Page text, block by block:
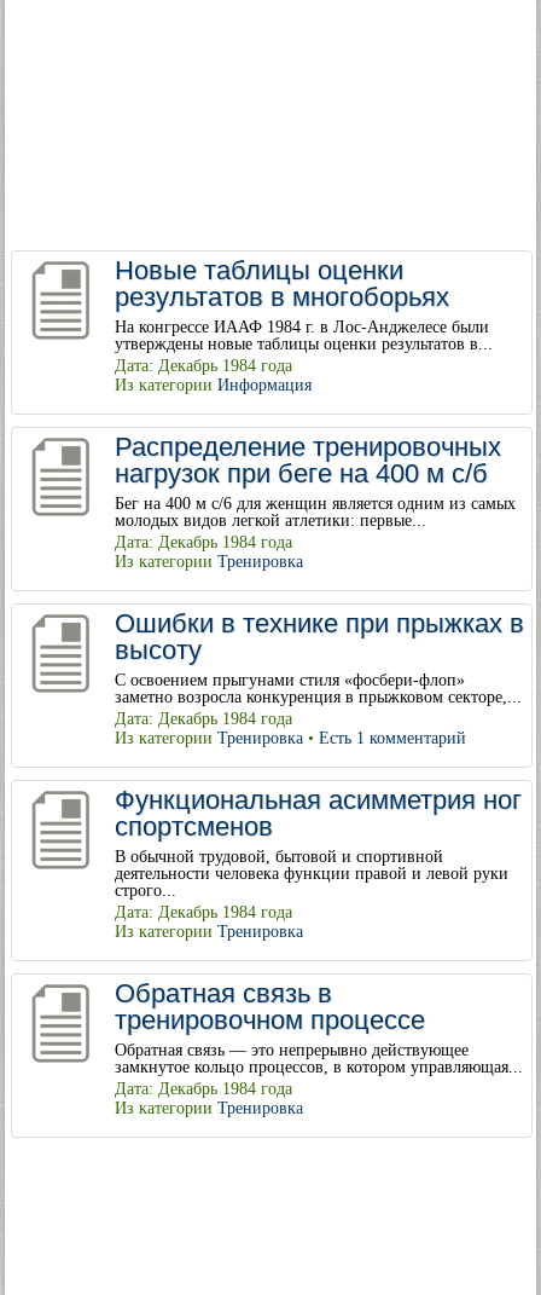
Новые таблицы оценки
результатов в многоборьях
На конгрессе ИААФ 1984 г. в Лос-Анджелесе были
утверждены новые таблицы оценки результатов в...
Дата: Декабрь 1984 года
Из категории Информация
Распределение тренировочных
нагрузок при беге на 400 м с/б
Бег на 400 м с/6 для женщин является одним из самых
молодых видов легкой атлетики: первые...
Дата: Декабрь 1984 года
Из категории Тренировка
Ошибки в технике при прыжках в
высоту
С освоением прыгунами стиля «фосбери-флоп»
заметно возросла конкуренция в прыжковом секторе,...
Дата: Декабрь 1984 года
Из категории Тренировка • Есть 1 комментарий
Функциональная асимметрия ног
спортсменов
В обычной трудовой, бытовой и спортивной
деятельности человека функции правой и левой руки
строго...
Дата: Декабрь 1984 года
Из категории Тренировка
Обратная связь в
тренировочном процессе
Обратная связь — это непрерывно действующее
замкнутое кольцо процессов, в котором управляющая...
Дата: Декабрь 1984 года
Из категории Тренировка